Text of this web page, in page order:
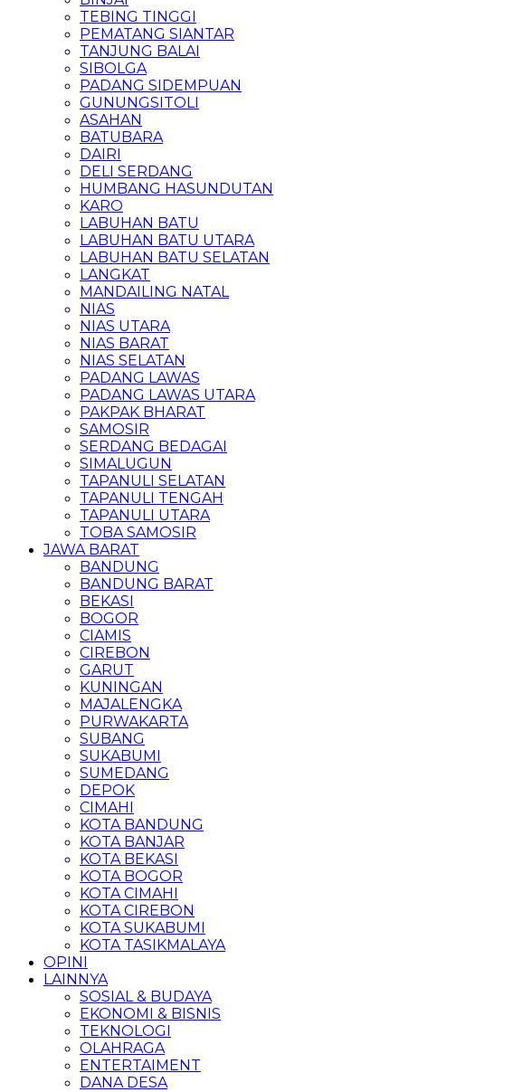
TEBING TINGGI
PEMATANG SIANTAR
TANJUNG BALAI
SIBOLGA
PADANG SIDEMPUAN
GUNUNGSITOLI
ASAHAN
BATUBARA
DAIRI
DELI SERDANG
HUMBANG HASUNDUTAN
KARO
LABUHAN BATU
LABUHAN BATU UTARA
LABUHAN BATU SELATAN
LANGKAT
MANDAILING NATAL
NIAS
NIAS UTARA
NIAS BARAT
NIAS SELATAN
PADANG LAWAS
PADANG LAWAS UTARA
PAKPAK BHARAT
SAMOSIR
SERDANG BEDAGAI
SIMALUGUN
TAPANULI SELATAN
TAPANULI TENGAH
TAPANULI UTARA
TOBA SAMOSIR
JAWA BARAT
BANDUNG
BANDUNG BARAT
BEKASI
BOGOR
CIAMIS
CIREBON
GARUT
KUNINGAN
MAJALENGKA
PURWAKARTA
SUBANG
SUKABUMI
SUMEDANG
DEPOK
CIMAHI
KOTA BANDUNG
KOTA BANJAR
KOTA BEKASI
KOTA BOGOR
KOTA CIMAHI
KOTA CIREBON
KOTA SUKABUMI
KOTA TASIKMALAYA
OPINI
LAINNYA
SOSIAL & BUDAYA
EKONOMI & BISNIS
TEKNOLOGI
OLAHRAGA
ENTERTAIMENT
DANA DESA